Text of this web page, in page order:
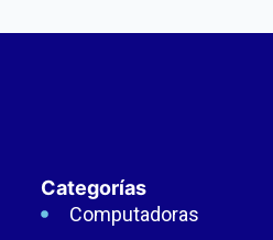
Categorías
Computadoras